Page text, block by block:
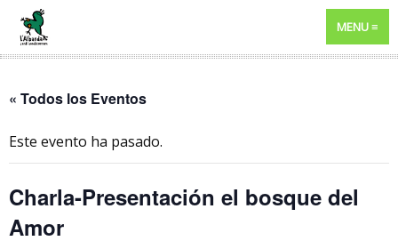
MENU
« Todos los Eventos
Este evento ha pasado.
Charla-Presentación el bosque del
Amor